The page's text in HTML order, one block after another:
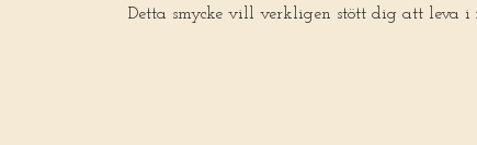
Detta smycke vill verkligen stött dig att leva